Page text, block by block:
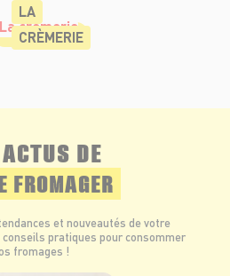
LA
CRÈMERIE
DE
FROMAGER
et nouveautés de votre
conseils pratiques pour consommer
fromages !